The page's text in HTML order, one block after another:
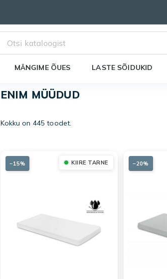
MÄNGIME ÕUES LASTE SÕIDUKID
ENIM MÜÜDUD
Kokku on 445 toodet.
KIIRE TARNE
−15% −20%